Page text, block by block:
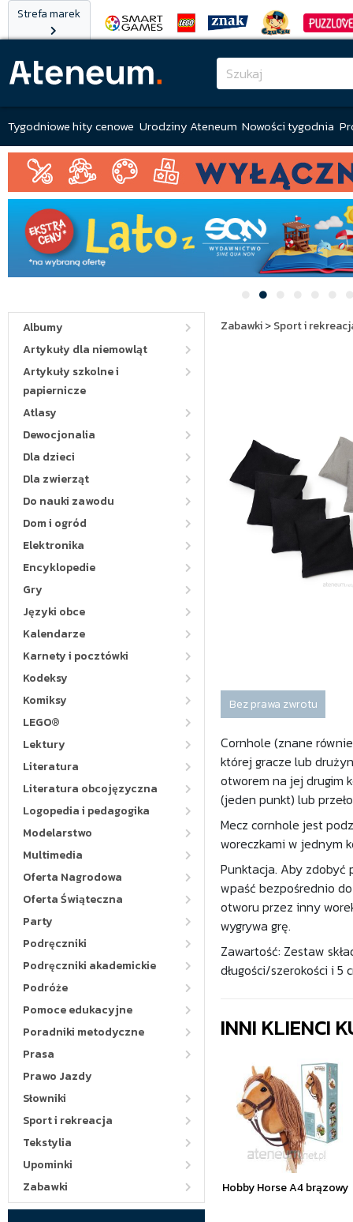
Strefa marek
Tygodniowe hity cenowe Urodziny Ateneum Nowości tygodnia
Albumy
Artykuły dla niemowląt
Artykuły szkolne i
papiernicze
Atlasy
Dewocjonalia
Dla dzieci
Dla zwierząt
Do nauki zawodu
Dom i ogród
Elektronika
Encyklopedie
Gry
Języki obce
Kalendarze
Karnety i pocztówki
Kodeksy
Komiksy
LEGO®
Lektury
Literatura
Literatura obcojęzyczna
Logopedia i pedagogika
Modelarstwo
Multimedia
Oferta Nagrodowa
Oferta Świąteczna
Party
Podręczniki
Podręczniki akademickie
Podróże
Pomoce edukacyjne
Poradniki metodyczne
Prasa
Prawo Jazdy
Słowniki
Sport i rekreacja
Tekstylia
Upominki
Zabawki
Zabawki>Sport i
Bez prawa zwrotu
Cornhole (znane
której gracze lub
otworem na jej drugim
(jeden punkt) lub
Mecz cornhole jest
woreczkami w jednym
Punktacja. Aby zdobyć
wpaść bezpośrednio
otworu przez inny
wygrywa grę.
Zawartość: Zestaw
długości/szerokości i 5
INNI KLIENCI
Hobby Horse A4 brązowy